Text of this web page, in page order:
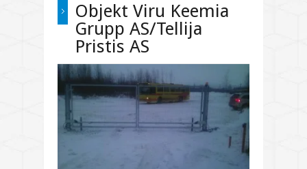
Objekt Viru Keemia
Grupp AS/Tellija
Pristis AS